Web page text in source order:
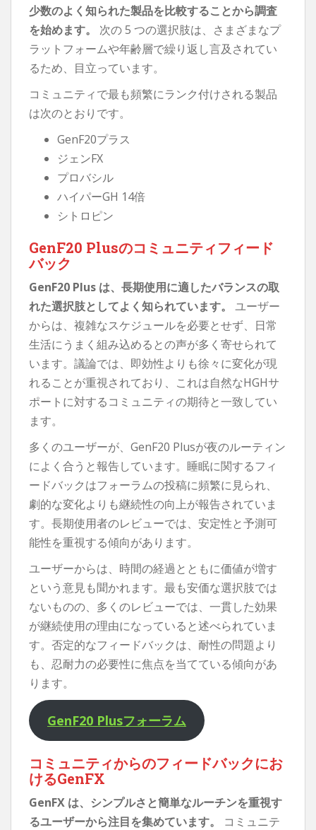
少数のよく知られた製品を比較することから調査
を始めます。
次の 5 つの選択肢は、さまざまなプ
ラットフォームや年齢層で繰り返し言及されてい
るため、目立っています。
コミュニティで最も頻繁にランク付けされる製品
は次のとおりです。
GenF20プラス
ジェンFX
プロバシル
ハイパーGH 14倍
シトロピン
GenF20 Plusのコミュニティフィード
バック
GenF20 Plus は、長期使用に適したバランスの取
れた選択肢としてよく知られています。
ユーザー
からは、複雑なスケジュールを必要とせず、日常
生活にうまく組み込めるとの声が多く寄せられて
います。議論では、即効性よりも徐々に変化が現
れることが重視されており、これは自然なHGHサ
ポートに対するコミュニティの期待と一致してい
ます。
多くのユーザーが、GenF20 Plusが夜のルーティン
によく合うと報告しています。睡眠に関するフィ
ードバックはフォーラムの投稿に頻繁に見られ、
劇的な変化よりも継続性の向上が報告されていま
す。長期使用者のレビューでは、安定性と予測可
能性を重視する傾向があります。
ユーザーからは、時間の経過とともに価値が増す
という意見も聞かれます。最も安価な選択肢では
ないものの、多くのレビューでは、一貫した効果
が継続使用の理由になっていると述べられていま
す。否定的なフィードバックは、耐性の問題より
も、忍耐力の必要性に焦点を当てている傾向があ
ります。
GenF20 Plusフォーラム
コミュニティからのフィードバックにお
けるGenFX
GenFX は、シンプルさと簡単なルーチンを重視す
るユーザーから注目を集めています。
コミュニテ